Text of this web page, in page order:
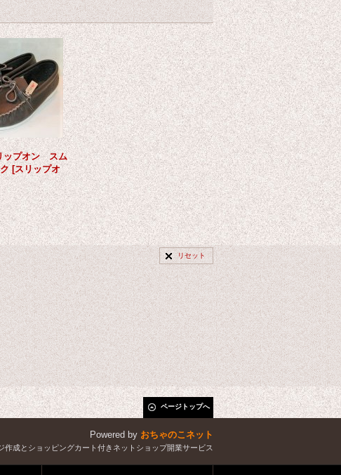
ップオン スム
[スリップオ
リセット
ページトップへ
Powered by おちゃのこネット
作成とショッピングカート付きネットショップ開業サービス